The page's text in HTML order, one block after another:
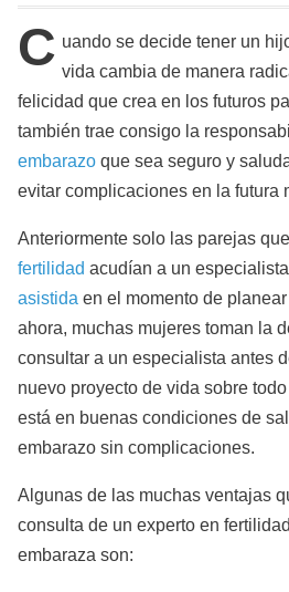
C uando se decide tener un
vida cambia de manera
felicidad que crea en los futuros
también trae consigo la
embarazo que sea seguro y
evitar complicaciones en la futura
Anteriormente solo las parejas
fertilidad acudían a un
asistida en el momento de
ahora, muchas mujeres toman la
consultar a un especialista antes
nuevo proyecto de vida sobre
está en buenas condiciones de
embarazo sin complicaciones.
Algunas de las muchas ventajas
consulta de un experto en
embaraza son: